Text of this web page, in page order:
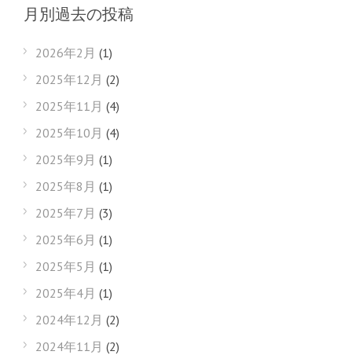
月別過去の投稿
2026年2月 (1)
2025年12月 (2)
2025年11月 (4)
2025年10月 (4)
2025年9月 (1)
2025年8月 (1)
2025年7月 (3)
2025年6月 (1)
2025年5月 (1)
2025年4月 (1)
2024年12月 (2)
2024年11月 (2)